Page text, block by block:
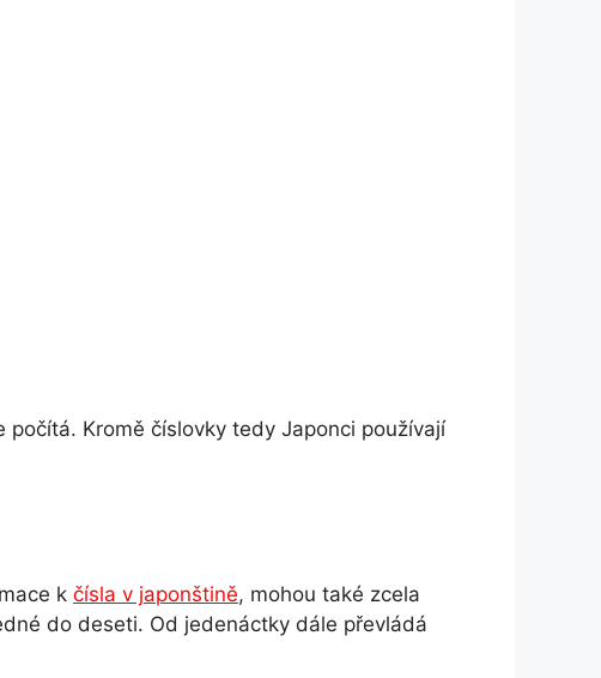
počítá. Kromě číslovky tedy Japonci používají
k čísla v japonštině, mohou také zcela
do deseti. Od jedenáctky dále převládá